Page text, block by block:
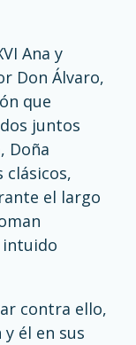
Ana y
Don Álvaro,
que
juntos
Doña
clásicos,
el largo
intuido
contra ello,
él en sus